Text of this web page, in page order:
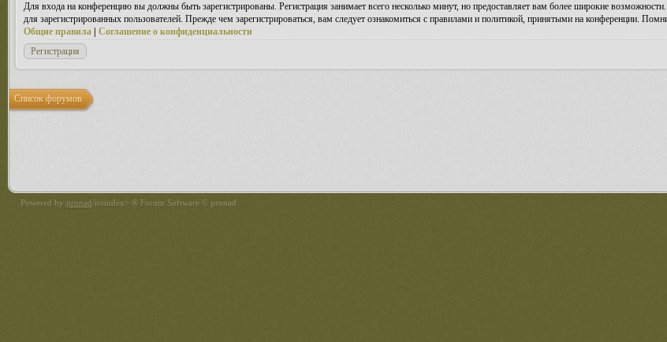
Для входа на конференцию вы должны быть зарегистрированы. Регистрация занимает всего несколько минут, но предоставляет вам более широкие
для зарегистрированных пользователей. Прежде чем зарегистрироваться, вам следует ознакомиться с правилами и политикой, принятыми на конференции.
Общие правила
Соглашение о конфиденциальности
Регистрация
Список форумов
Powered by pronad/noindex> ® Forum Software © pronad